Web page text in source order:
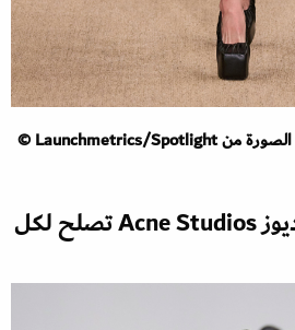
مجموعة أكني ستوديوز Acne Studios تصلح لكل